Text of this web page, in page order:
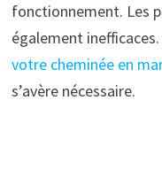
fonctionnement. Les
également
votre cheminée en
s’avère nécessaire.